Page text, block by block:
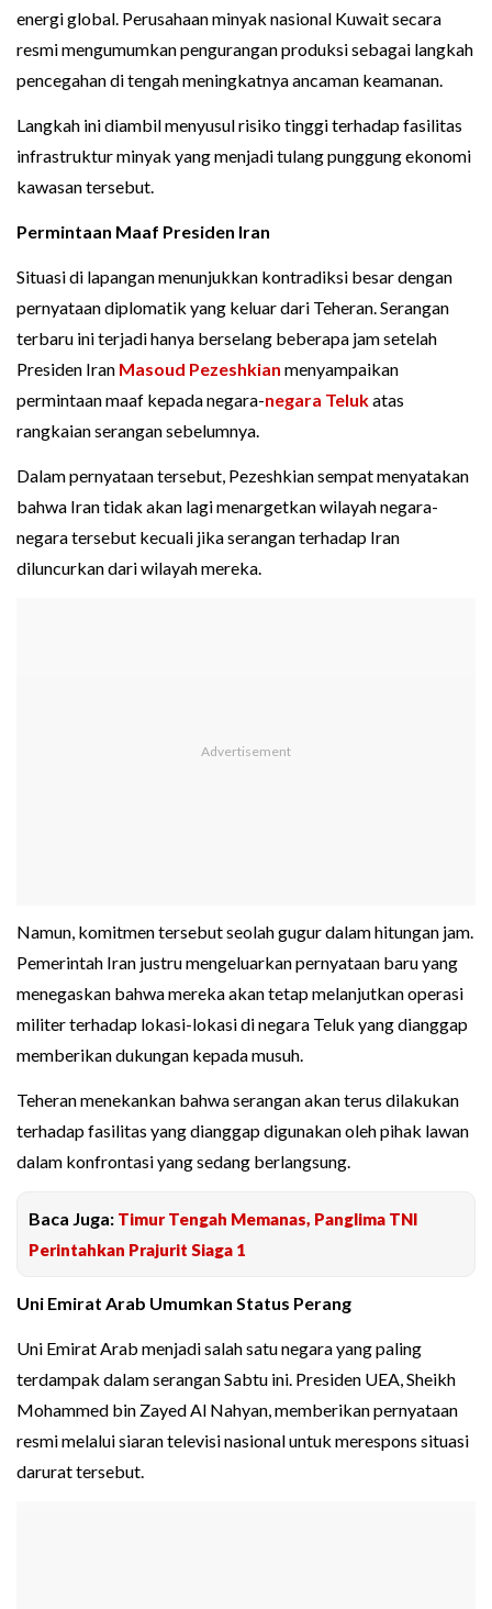
energi global. Perusahaan minyak nasional Kuwait secara
resmi mengumumkan pengurangan produksi sebagai langkah
pencegahan di tengah meningkatnya ancaman keamanan.
Langkah ini diambil menyusul risiko tinggi terhadap fasilitas
infrastruktur minyak yang menjadi tulang punggung ekonomi
kawasan tersebut.
Permintaan Maaf Presiden Iran
Situasi di lapangan menunjukkan kontradiksi besar dengan
pernyataan diplomatik yang keluar dari Teheran. Serangan
terbaru ini terjadi hanya berselang beberapa jam setelah
Presiden Iran Masoud Pezeshkian menyampaikan
permintaan maaf kepada negara-negara Telukatas
rangkaian serangan sebelumnya.
Dalam pernyataan tersebut, Pezeshkian sempat menyatakan
bahwa Iran tidak akan lagi menargetkan wilayah negara-
negara tersebut kecuali jika serangan terhadap Iran
diluncurkan dari wilayah mereka.
Namun, komitmen tersebut seolah gugur dalam hitungan jam.
Pemerintah Iran justru mengeluarkan pernyataan baru yang
menegaskan bahwa mereka akan tetap melanjutkan operasi
militer terhadap lokasi-lokasi di negara Teluk yang dianggap
memberikan dukungan kepada musuh.
Teheran menekankan bahwa serangan akan terus dilakukan
terhadap fasilitas yang dianggap digunakan oleh pihak lawan
dalam konfrontasi yang sedang berlangsung.
Baca Juga: Timur Tengah Memanas, Panglima TNI
Perintahkan Prajurit Siaga 1
Uni Emirat Arab Umumkan Status Perang
Uni Emirat Arab menjadi salah satu negara yang paling
terdampak dalam serangan Sabtu ini. Presiden UEA, Sheikh
Mohammed bin Zayed Al Nahyan, memberikan pernyataan
resmi melalui siaran televisi nasional untuk merespons situasi
darurat tersebut.